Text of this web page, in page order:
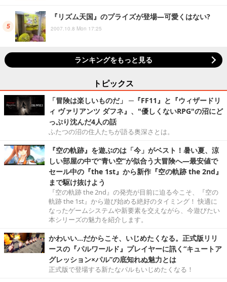
『リズム天国』のプライズが登場―可愛くはない?
2007.10.8 Mon 17:25
ランキングをもっと見る
トピックス
「冒険は楽しいものだ」 ─『FF11』と『ウィザードリ
ィ ヴァリアンツ ダフネ』、"優しくないRPG"の沼にど
っぷり沈んだ4人の話
ふたつの沼の住人たちが語る奥深さとは。
『空の軌跡』を遊ぶのは「今」がベスト！暑い夏、涼
しい部屋の中で“青い空”が似合う大冒険へ―最安値で
セール中の『the 1st』から新作『空の軌跡 the 2nd』
まで駆け抜けよう
『空の軌跡 the 2nd』の発売が目前に迫る今こそ、『空の
軌跡 the 1st』から遊び始める絶好のタイミング！ 快適に
なったゲームシステムや新要素を交えながら、今遊びたい
本シリーズの魅力を紹介します。
かわいい…だからこそ、いじめたくなる。正式版リリ
ースの『パルワールド』プレイヤーに訊く“キュートア
グレッション×パル”の底知れぬ魅力とは
正式版で登場する新たなパルもいじめたくなる！